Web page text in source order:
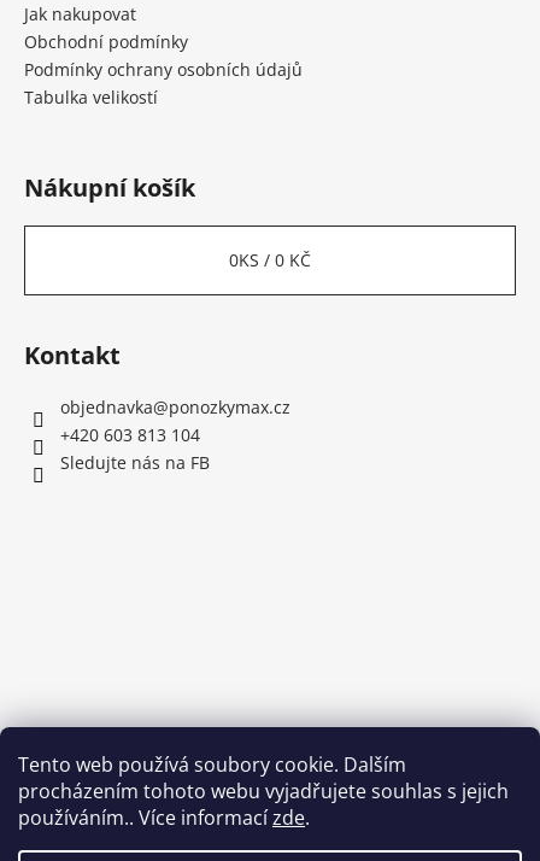
Tento web používá soubory cookie. Dalším
procházením tohoto webu vyjadřujete souhlas s jejich
používáním.. Více informacízde.
Jak nakupovat
Obchodní podmínky
Podmínky ochrany osobních údajů
Tabulka velikostí
Nákupní košík
0KS / 0 KČ
Kontakt
objednavka@ponozkymax.cz
+420 603 813 104
Sledujte nás na FB